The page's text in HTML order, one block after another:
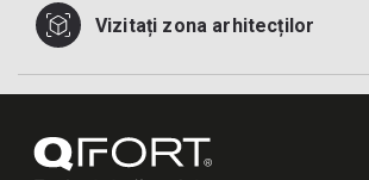
Vizitați zona arhitecților